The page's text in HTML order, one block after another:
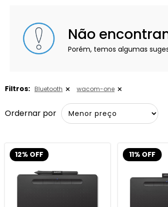
Não
Porém, temos algumas
Filtros: Bluetooth wacom-one
Ordernar por
12% OFF 11% OFF